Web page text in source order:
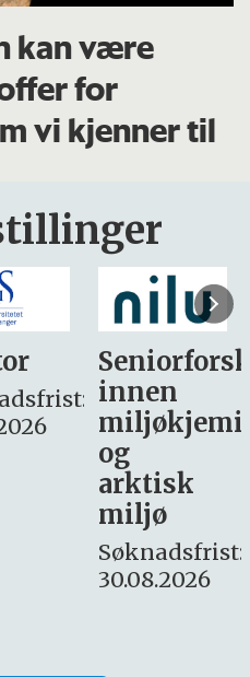
kan være
for
vi kjenner til
søker
– fast
Søknadsfrist:
16. august.